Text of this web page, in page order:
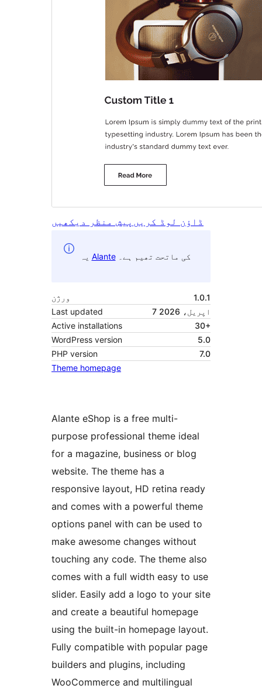
پیش منظر دیکھیں ڈاؤن لوڈ کریں
Alante کی ماتحت تھیم ہے۔
ورژن
1.0.1
Last updated
7 اپریل، 2026
Active installations
30+
WordPress version
5.0
PHP version
7.0
Theme homepage
Alante eShop is a free multi-
purpose professional theme ideal
for a magazine, business or blog
website. The theme has a
responsive layout, HD retina ready
and comes with a powerful theme
options panel with can be used to
make awesome changes without
touching any code. The theme also
comes with a full width easy to use
slider. Easily add a logo to your site
and create a beautiful homepage
using the built-in homepage layout.
Fully compatible with popular page
builders and plugins, including
WooCommerce and multilingual